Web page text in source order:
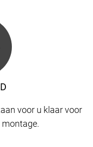
​​voor u klaar voor
montage.